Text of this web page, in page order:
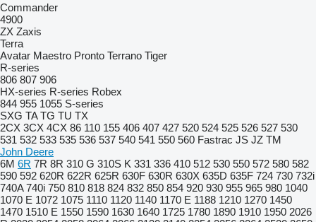
Commander
4900
ZX Zaxis
Terra
Avatar Maestro Pronto Terrano Tiger
R-series
806 807 906
HX-series R-series Robex
844 955 1055 S-series
SXG TA TG TU TX
2CX 3CX 4CX 86 110 155 406 407 427 520 524 525 526 527 530
531 532 533 535 536 537 540 541 550 560 Fastrac JS JZ TM
John Deere
6M 6R 7R 8R 310 G 310S K 331 336 410 512 530 550 572 580 582
590 592 620R 622R 625R 630F 630R 630X 635D 635F 724 730 732i
740A 740i 750 810 818 824 832 850 854 920 930 955 965 980 1040
1070 E 1072 1075 1110 1120 1140 1170 E 1188 1210 1270 1450
1470 1510 E 1550 1590 1630 1640 1725 1780 1890 1910 1950 2026